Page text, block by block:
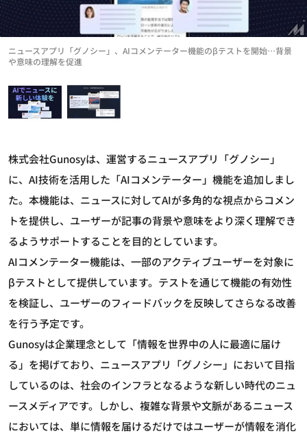
ニュースアプリ「グノシー」、AIコメンテーター機能のβテストを開始…背景
や意味の理解を促進
株式会社Gunosyは、運営するニュースアプリ「グノシー」
に、AI技術を活用した「AIコメンテーター」機能を追加しまし
た。本機能は、ニュースに対してAIが多角的な視点からコメン
トを提供し、ユーザーが記事の背景や意味をより深く理解でき
るようサポートすることを目的としています。
AIコメンテーター機能は、一部のアクティブユーザーを対象に
βテストとして提供しています。テストを通じて機能の有効性
を検証し、ユーザーのフィードバックを反映してさらなる改善
を行う予定です。
Gunosyは企業理念として「情報を世界中の人に最適に届け
る」を掲げており、ニュースアプリ「グノシー」において目指
しているのは、社会のインフラとなるような新しい時代のニュ
ースメディアです。しかし、複雑な背景や文脈があるニュース
においては、単に情報を届けるだけではユーザーが情報を消化